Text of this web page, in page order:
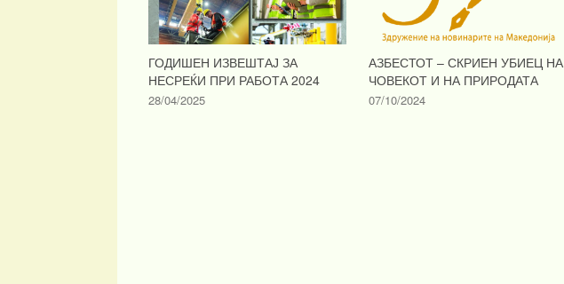
ГОДИШЕН ИЗВЕШТАЈ ЗА
НЕСРЕЌИ ПРИ РАБОТА 2024
28/04/2025
АЗБЕСТОТ – СКРИЕН УБИЕЦ НА
ЧОВЕКОТ И НА ПРИРОДАТА
07/10/2024